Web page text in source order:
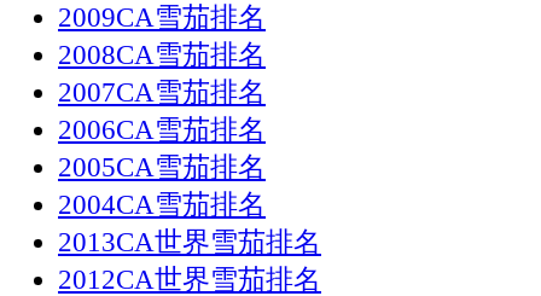
2009CA雪茄排名
2008CA雪茄排名
2007CA雪茄排名
2006CA雪茄排名
2005CA雪茄排名
2004CA雪茄排名
2013CA世界雪茄排名
2012CA世界雪茄排名